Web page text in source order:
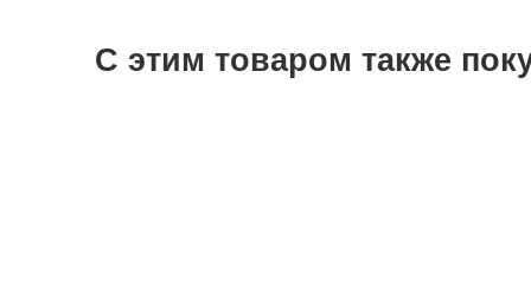
С этим товаром также